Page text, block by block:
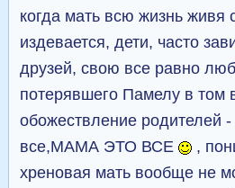
когда мать всю жизнь живя
издевается, дети, часто
друзей, свою все равно
потерявшего Памелу в том
обожествление родителей
все,МАМА ЭТО ВСЕ
,
хреновая мать вообще не